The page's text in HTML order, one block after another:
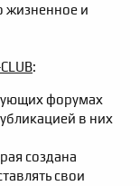
жизненное и
:
форумах
в них
создана
свои